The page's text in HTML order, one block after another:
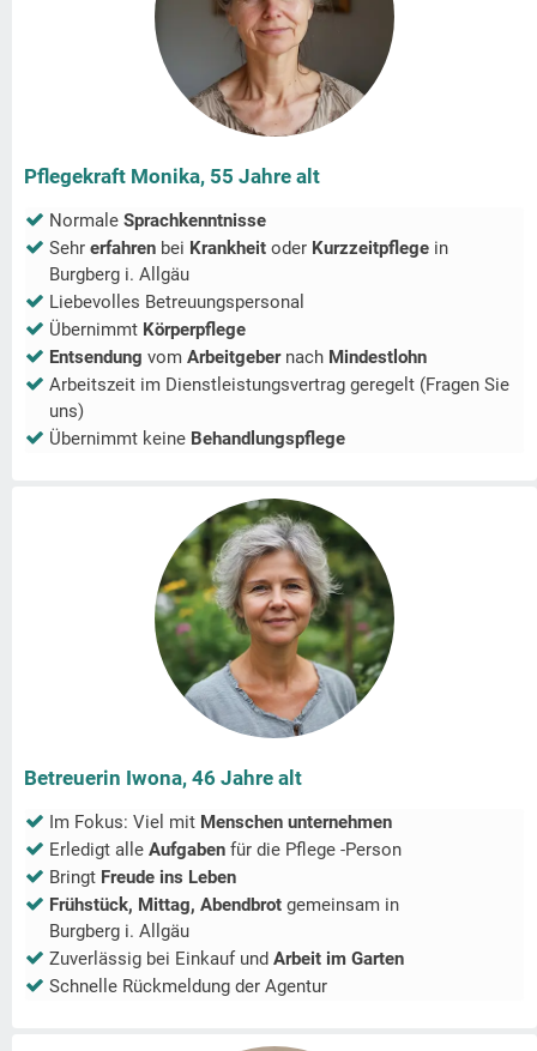
Pflegekraft Monika, 55 Jahre alt
Normale Sprachkenntnisse
Sehr erfahren bei Krankheit oder Kurzzeitpflege in
Burgberg i. Allgäu
Liebevolles Betreuungspersonal
Übernimmt Körperpflege
Entsendung vom Arbeitgeber nach Mindestlohn
Arbeitszeit im Dienstleistungsvertrag geregelt (Fragen Sie
uns)
Übernimmt keine Behandlungspflege
Betreuerin Iwona, 46 Jahre alt
Im Fokus: Viel mit Menschen unternehmen
Erledigt alle Aufgaben für die Pflege -Person
Bringt Freude ins Leben
Frühstück, Mittag, Abendbrot gemeinsam in
Burgberg i. Allgäu
Zuverlässig bei Einkauf und Arbeit im Garten
Schnelle Rückmeldung der Agentur